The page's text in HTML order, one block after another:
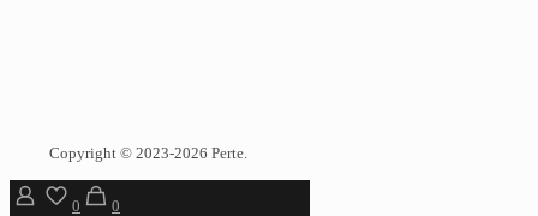
Copyright © 2023-2026 Perte.
0 0